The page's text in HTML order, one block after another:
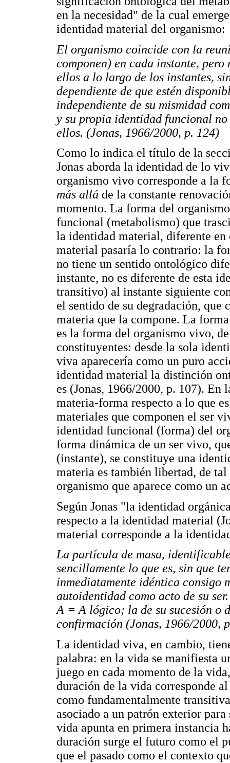
en la necesidad" de la cual
identidad material del organismo:
El organismo coincide con la
componen) en cada instante,
ellos a lo largo de los instantes,
dependiente de que estén
independiente de su mismidad
y su propia identidad funcional
ellos. (Jonas, 1966/2000, p. 124)
Como lo indica el título de la
Jonas aborda la identidad de lo
organismo vivo corresponde a la
más allá de la constante
momento. La forma del
funcional (metabolismo) que
la identidad material, diferente
material pasaría lo contrario: la
no tiene un sentido ontológico
instante, no es diferente de esta
transitivo) al instante siguiente
el sentido de su degradación, que
materia que la compone. La
es la forma del organismo vivo,
constituyentes: desde la sola
viva aparecería como un puro
identidad material la distinción
es (Jonas, 1966/2000, p. 107).
materia-forma respecto a lo que
materiales que componen el ser
identidad funcional (forma) del
forma dinámica de un ser vivo,
(instante), se constituye una
materia es también libertad, de
organismo que aparece como un
Según Jonas "la identidad
respecto a la identidad material
material corresponde a la
La partícula de masa,
sencillamente lo que es, sin que
inmediatamente idéntica consigo
autoidentidad como acto de su
A = A lógico; la de su sucesión o
confirmación (Jonas, 1966/2000,
La identidad viva, en cambio,
palabra: en la vida se manifiesta
juego en cada momento de la
duración de la vida corresponde
como fundamentalmente
asociado a un patrón exterior
vida apunta en primera instancia
duración surge el futuro como el
que el pasado como el contexto